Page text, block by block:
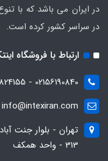
در ایران می باشد که با
در سراسر کشور کرده است.
ارتباط با فروشگاه
02156190840 - 02144824155
info@intexiran.com
تهران - بلوار جنت
313 - واحد همکف